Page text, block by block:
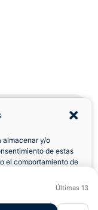
almacenar y/o
de estas
el comportamiento de
a ciertasÚltimas 13
7 Días